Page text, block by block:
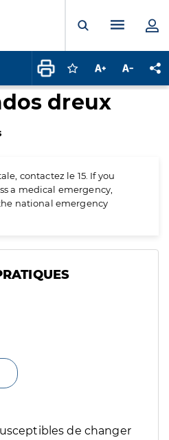
Ouvrir laMenu
Connectez-vous
Augmenter la
dreux
contactez le 15. If you
a medical emergency,
national emergency
de changer